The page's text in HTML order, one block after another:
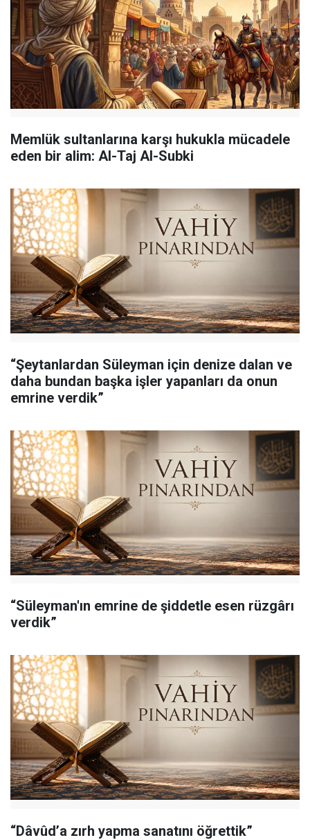
Memlük sultanlarına karşı hukukla mücadele
eden bir alim: Al-Taj Al-Subki
“Şeytanlardan Süleyman için denize dalan ve
daha bundan başka işler yapanları da onun
emrine verdik”
“Süleyman'ın emrine de şiddetle esen rüzgârı
verdik”
“Dâvûd’a zırh yapma sanatını öğrettik”